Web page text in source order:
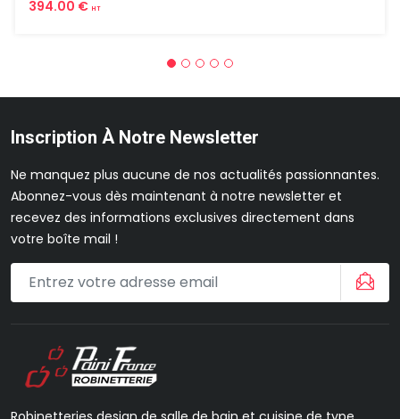
394.00 € HT
Inscription À Notre Newsletter
Ne manquez plus aucune de nos actualités passionnantes.
Abonnez-vous dès maintenant à notre newsletter et
recevez des informations exclusives directement dans
votre boîte mail !